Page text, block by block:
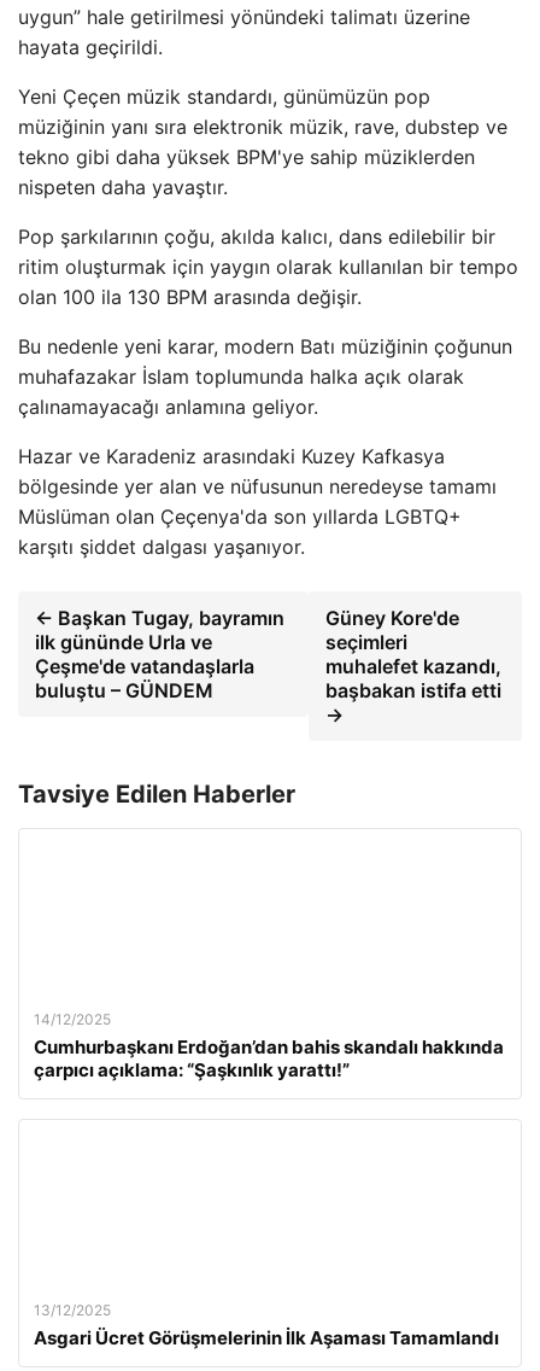
uygun” hale getirilmesi yönündeki talimatı üzerine
hayata geçirildi.
Yeni Çeçen müzik standardı, günümüzün pop
müziğinin yanı sıra elektronik müzik, rave, dubstep ve
tekno gibi daha yüksek BPM'ye sahip müziklerden
nispeten daha yavaştır.
Pop şarkılarının çoğu, akılda kalıcı, dans edilebilir bir
ritim oluşturmak için yaygın olarak kullanılan bir tempo
olan 100 ila 130 BPM arasında değişir.
Bu nedenle yeni karar, modern Batı müziğinin çoğunun
muhafazakar İslam toplumunda halka açık olarak
çalınamayacağı anlamına geliyor.
Hazar ve Karadeniz arasındaki Kuzey Kafkasya
bölgesinde yer alan ve nüfusunun neredeyse tamamı
Müslüman olan Çeçenya'da son yıllarda LGBTQ+
karşıtı şiddet dalgası yaşanıyor.
← Başkan Tugay, bayramın
ilk gününde Urla ve
Çeşme'de vatandaşlarla
buluştu – GÜNDEM
Güney Kore'de
seçimleri
muhalefet kazandı,
başbakan istifa etti
→
Tavsiye Edilen Haberler
14/12/2025
Cumhurbaşkanı Erdoğan’dan bahis skandalı hakkında
çarpıcı açıklama: “Şaşkınlık yarattı!”
13/12/2025
Asgari Ücret Görüşmelerinin İlk Aşaması Tamamlandı